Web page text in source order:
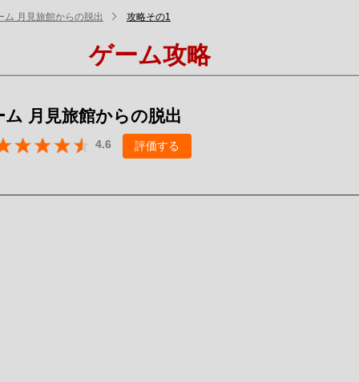
ム 月見旅館からの脱出 攻略その1
ゲーム攻略
ム 月見旅館からの脱出
4.6 評価する